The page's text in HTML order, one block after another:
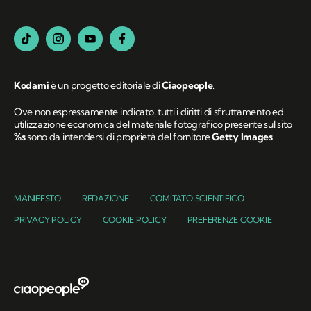
Kodamiè un progetto editoriale diCiaopeople.
Ove non espressamente indicato, tutti i diritti di sfruttamento ed
utilizzazione economica del materiale fotografico presente sul sito
%ssono da intendersi di proprietà del fornitoreGetty Images.
MANIFESTO REDAZIONE COMITATO SCIENTIFICO
PRIVACY POLICY COOKIE POLICY PREFERENZE COOKIE